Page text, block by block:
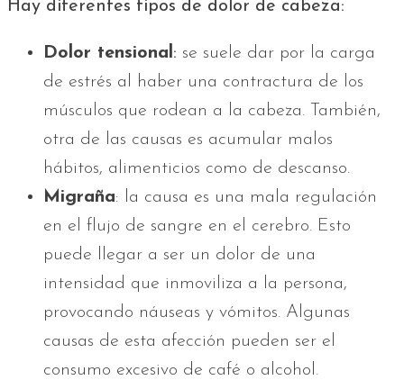
Hay diferentes tipos de dolor de cabeza:
Dolor tensional: se suele dar por la carga
de estrés al haber una contractura de los
músculos que rodean a la cabeza. También,
otra de las causas es acumular malos
hábitos, alimenticios como de descanso.
Migraña: la causa es una mala regulación
en el flujo de sangre en el cerebro. Esto
puede llegar a ser un dolor de una
intensidad que inmoviliza a la persona,
provocando náuseas y vómitos. Algunas
causas de esta afección pueden ser el
consumo excesivo de café o alcohol.